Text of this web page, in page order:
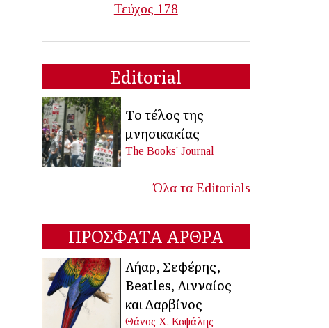
Τεύχος 178
Editorial
Το τέλος της
μνησικακίας
The Books' Journal
Όλα τα Editorials
ΠΡΟΣΦΑΤΑ ΑΡΘΡΑ
Λήαρ, Σεφέρης,
Beatles, Λινναίος
και Δαρβίνος
Θάνος Χ. Καψάλης